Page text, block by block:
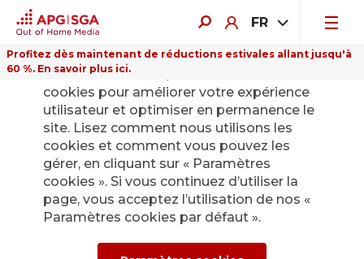
FR
Profitez dès maintenant de réductions estivales allant jusqu'à
60 %. En savoir plus ici.
Retour
Service de presse
d’APG|SGA pour les
Sur ce site Internet, nous utilisons des
cookies pour améliorer votre expérience
utilisateur et optimiser en permanence le
site. Lisez comment nous utilisons les
cookies et comment vous pouvez les
gérer, en cliquant sur « Paramètres
cookies ». Si vous continuez d’utiliser la
page, vous acceptez l’utilisation de nos «
Paramètres cookies par défaut ».